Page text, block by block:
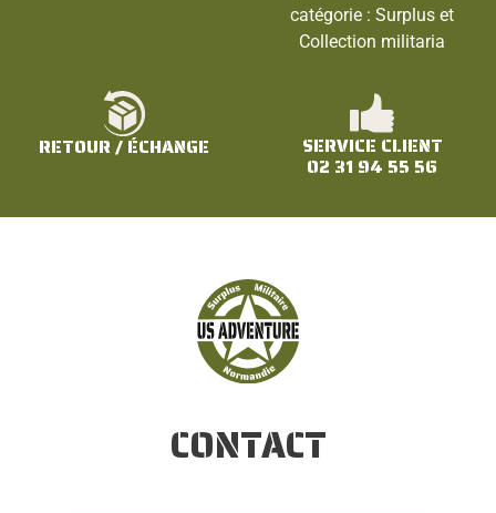
catégorie : Surplus et
Collection militaria
RETOUR / ÉCHANGE SERVICE CLIENT
02 31 94 55 56
CONTACT